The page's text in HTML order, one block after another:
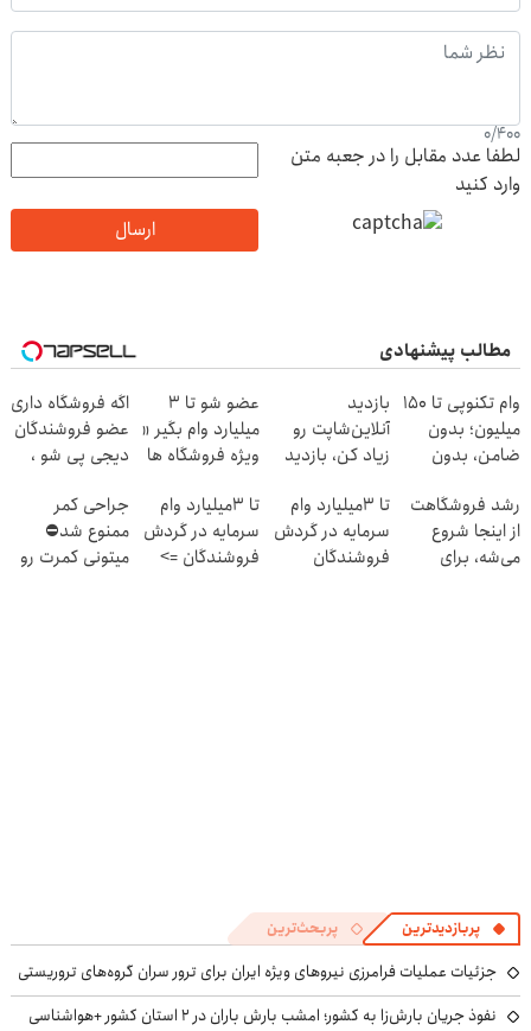
0/400
لطفا عدد مقابل را در جعبه متن
وارد کنید
ارسال
مطالب پیشنهادی
وام تکنوپی تا ۱۵۰
میلیون؛ بدون
ضامن، بدون
بازدید
آنلاین‌شاپت رو
زیاد کن، بازدید
بیشتر
عضو شو تا 3
میلیارد وام بگیر «
ویژه فروشگاه ها
اگه فروشگاه داری
عضو فروشندگان
دیجی پی شو ،
رشد فروشگاهت
از اینجا شروع
می‌شه، برای
تا 3میلیارد وام
سرمایه در گردش
فروشندگان
تا 3میلیارد وام
سرمایه در گردش
فروشندگان =>
جراحی کمر
ممنوع شد⛔
میتونی کمرت رو
پربازدیدترین پربحث‌ترین
جزئیات عملیات فرامرزی نیروهای ویژه ایران برای ترور سران گروه‌های تروریستی
نفوذ جریان بارش‌زا به کشور؛ امشب بارش باران در ۲ استان کشور +هواشناسی